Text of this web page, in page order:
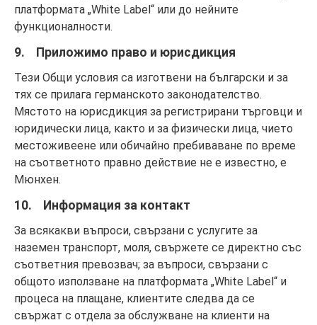
платформата „White Label“ или до нейните
функционалности.
9. Приложимо право и юрисдикция
Тези Общи условия са изготвени на български и за
тях се прилага германското законодателство.
Мястото на юрисдикция за регистрирани търговци и
юридически лица, както и за физически лица, чието
местоживеене или обичайно пребиваване по време
на съответното правно действие не е известно, е
Мюнхен.
10. Информация за контакт
За всякакви въпроси, свързани с услугите за
наземен транспорт, моля, свържете се директно със
съответния превозвач; за въпроси, свързани с
общото използване на платформата „White Label“ и
процеса на плащане, клиентите следва да се
свържат с отдела за обслужване на клиенти на